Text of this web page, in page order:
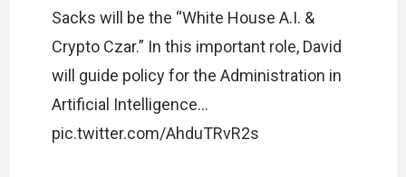
Sacks will be the “White House A.I. &
Crypto Czar.” In this important role, David
will guide policy for the Administration in
Artificial Intelligence…
pic.twitter.com/AhduTRvR2s